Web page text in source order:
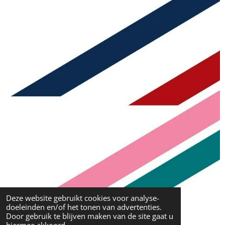
Deze website gebruikt cookies voor analyse-
doeleinden en/of het tonen van advertenties.
Door gebruik te blijven maken van de site gaat u